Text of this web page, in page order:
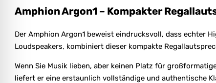
Amphion Argon1 – Kompakter
Der Amphion Argon1 beweist eindrucksvoll, dass echter
Loudspeakers, kombiniert dieser kompakte
Wenn Sie Musik lieben, aber keinen Platz für
liefert er eine erstaunlich vollständige und authentische